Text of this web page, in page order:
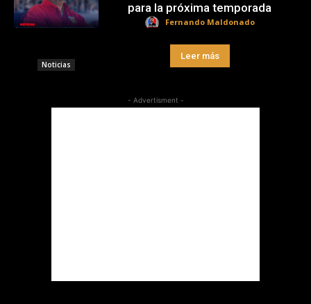
Noticias
para la próxima temporada
Fernando Maldonado
Leer más
- Advertisment -